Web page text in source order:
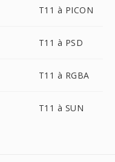
T11 à PICON
T11 à PSD
T11 à RGBA
T11 à SUN